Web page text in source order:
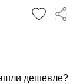
дешевле?